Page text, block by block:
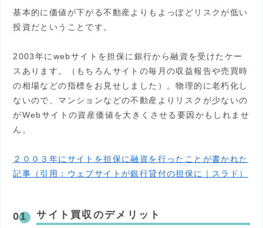
基本的に価値が下がる不動産よりもよっぽどリスクが低い
投資だということです。
2003年にwebサイトを担保に銀行から融資を受けたケー
スあります。（もちろんサイトの毎月の収益報告や売買時
の相場などの指標をお見せしました）。物理的に老朽化し
ないので、マンションなどの不動産よりリスクが少ないの
がWebサイトの資産価値を大きくさせる要因かもしれませ
ん。
２００３年にサイトを担保に融資を行ったことが書かれた
記事（引用： ウェブサイトが銀行貸付の担保に｜スラド）
サイト買収のデメリット